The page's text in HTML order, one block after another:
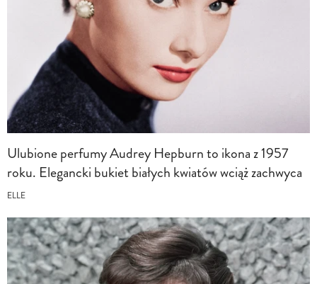
Ulubione perfumy Audrey Hepburn to ikona z 1957
roku. Elegancki bukiet białych kwiatów wciąż zachwyca
ELLE